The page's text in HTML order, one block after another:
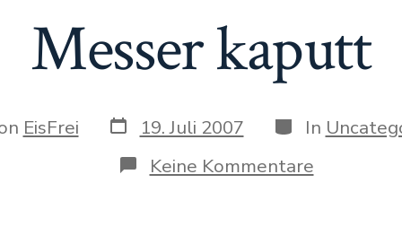
Messer kaputt
EisFrei Datum
des
Beitrags
19. Juli 2007 Kategorien
In
Keine Kommentarezu
Messer